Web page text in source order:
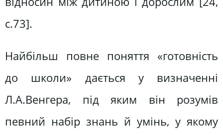
с.73].
Найбільш повне поняття «готовність
до школи» дається у визначенні
Л.А.Венгера, під яким він розумів
певний набір знань й умінь, у якому